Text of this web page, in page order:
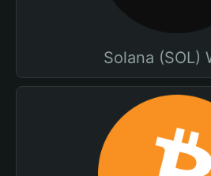
Solana (SOL)